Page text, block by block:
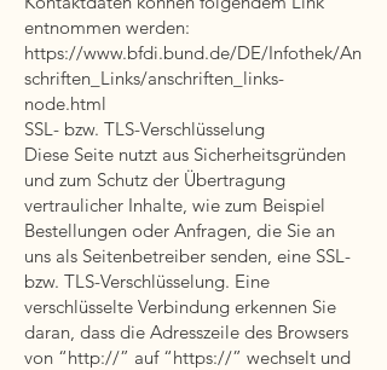
entnommen werden:
https://www.bfdi.bund.de/DE/Infothek/An
schriften_Links/anschriften_links-
node.html
SSL- bzw. TLS-Verschlüsselung
Diese Seite nutzt aus Sicherheitsgründen
und zum Schutz der Übertragung
vertraulicher Inhalte, wie zum Beispiel
Bestellungen oder Anfragen, die Sie an
uns als Seitenbetreiber senden, eine SSL-
bzw. TLS-Verschlüsselung. Eine
verschlüsselte Verbindung erkennen Sie
daran, dass die Adresszeile des Browsers
von “http://” auf “https://” wechselt und